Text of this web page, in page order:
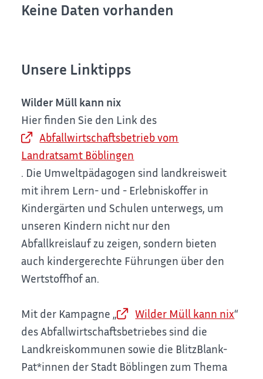
Keine Daten vorhanden
Unsere Linktipps
Wilder Müll kann nix
Hier finden Sie den Link des
Abfallwirtschaftsbetrieb vom
Landratsamt Böblingen
. Die Umweltpädagogen sind landkreisweit
mit ihrem Lern- und - Erlebniskoffer in
Kindergärten und Schulen unterwegs, um
unseren Kindern nicht nur den
Abfallkreislauf zu zeigen, sondern bieten
auch kindergerechte Führungen über den
Wertstoffhof an.
Mit der Kampagne „ Wilder Müll kann nix“
des Abfallwirtschaftsbetriebes sind die
Landkreiskommunen sowie die BlitzBlank-
Pat*innen der Stadt Böblingen zum Thema